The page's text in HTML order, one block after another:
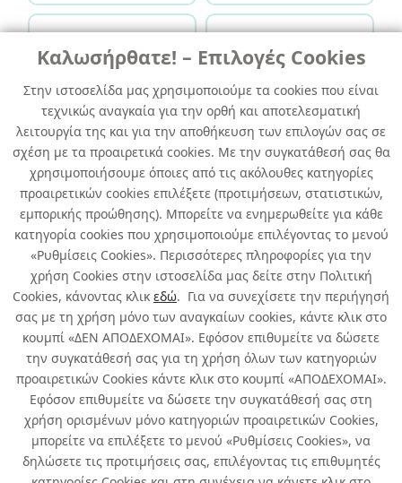
Καλωσήρθατε! – Επιλογές Cookies
Στην ιστοσελίδα μας χρησιμοποιούμε τα cookies που είναι
τεχνικώς αναγκαία για την ορθή και αποτελεσματική
λειτουργία της και για την αποθήκευση των επιλογών σας σε
σχέση με τα προαιρετικά cookies. Με την συγκατάθεσή σας θα
χρησιμοποιήσουμε όποιες από τις ακόλουθες κατηγορίες
προαιρετικών cookies επιλέξετε (προτιμήσεων, στατιστικών,
εμπορικής προώθησης). Μπορείτε να ενημερωθείτε για κάθε
κατηγορία cookies που χρησιμοποιούμε επιλέγοντας το μενού
«Ρυθμίσεις Cookies». Περισσότερες πληροφορίες για την
χρήση Cookies στην ιστοσελίδα μας δείτε στην Πολιτική
Cookies, κάνοντας κλικ εδώ. Για να συνεχίσετε την περιήγησή
σας με τη χρήση μόνο των αναγκαίων cookies, κάντε κλικ στο
κουμπί «ΔΕΝ ΑΠΟΔΕΧΟΜΑΙ». Εφόσον επιθυμείτε να δώσετε
την συγκατάθεσή σας για τη χρήση όλων των κατηγοριών
προαιρετικών Cookies κάντε κλικ στο κουμπί «ΑΠΟΔΕΧΟΜΑΙ».
Εφόσον επιθυμείτε να δώσετε την συγκατάθεσή σας στη
χρήση ορισμένων μόνο κατηγοριών προαιρετικών Cookies,
μπορείτε να επιλέξετε το μενού «Ρυθμίσεις Cookies», να
δηλώσετε τις προτιμήσεις σας, επιλέγοντας τις επιθυμητές
WAGNER HG
AIRCLEAN VELCRO
Σχετικά με εμάς
Χρήσιμα
Όροι χρήσης & Ασφάλεια